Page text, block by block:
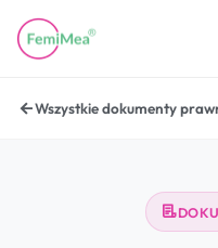
Wszystkie dokumenty